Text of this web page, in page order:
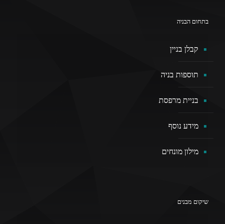
בתחום הבניה
קבלן בניין
תוספות בניה
בניית מרפסת
מידע נוסף
מילון מונחים
שיקום מבנים